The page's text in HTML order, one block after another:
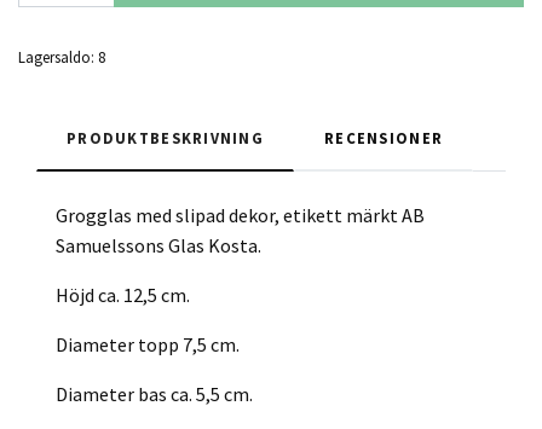
Lagersaldo: 8
PRODUKTBESKRIVNING RECENSIONER
Grogglas med slipad dekor, etikett märkt AB
Samuelssons Glas Kosta.
Höjd ca. 12,5 cm.
Diameter topp 7,5 cm.
Diameter bas ca. 5,5 cm.